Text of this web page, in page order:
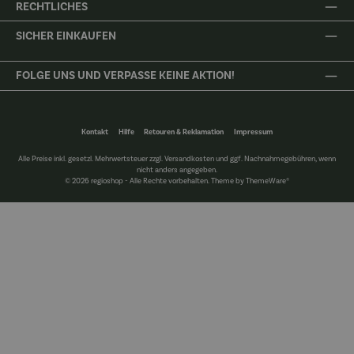
RECHTLICHES
SICHER EINKAUFEN
FOLGE UNS UND VERPASSE KEINE AKTION!
Kontakt Hilfe Retouren & Reklamation Impressum
Alle Preise inkl. gesetzl. Mehrwertsteuer zzgl.Versandkostenund ggf. Nachnahmegebühren, wenn
nicht anders angegeben.
© 2026 regioshop - Alle Rechte vorbehalten. Theme byThemeWare®